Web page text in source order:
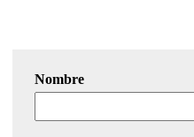
Nombre